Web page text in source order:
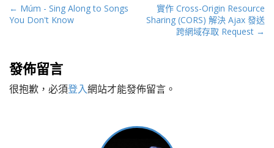
P
o
n
a
v
← Múm - Sing Along to Songs
You Don't Know
實作 Cross-Origin Resource
Sharing (CORS) 解決 Ajax 發送
跨網域存取 Request →
發佈留言
很抱歉，必須登入網站才能發佈留言。